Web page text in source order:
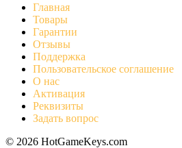
Главная
Товары
Гарантии
Отзывы
Поддержка
Пользовательское соглашение
О нас
Активация
Реквизиты
Задать вопрос
© 2026 HotGameKeys.com